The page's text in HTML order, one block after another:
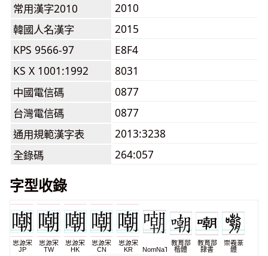
常用漢字2010
2010
韓國人名漢字
2015
KPS 9566-97
E8F4
KS X 1001:1992
8031
中國電信碼
0877
台灣電信碼
0877
通用規範漢字表
2013:3238
全錄碼
264:057
字型收錄
思源宋
JP
思源宋
TW
思源宋
HK
思源宋
CN
思源宋
KR
NomNaTong
教育部
楷體
教育部
隸書
崇羲篆
體